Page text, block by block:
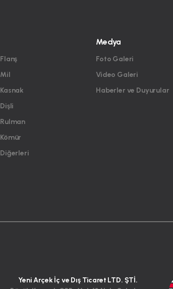
Flanş
Mil
Kasnak
Dişli
Rulman
Kömür
Diğerleri
Medya
Foto Galeri
Video Galeri
Haberler ve Duyurular
Yeni Arçek İç ve Dış Ticaret LTD. ŞTİ.